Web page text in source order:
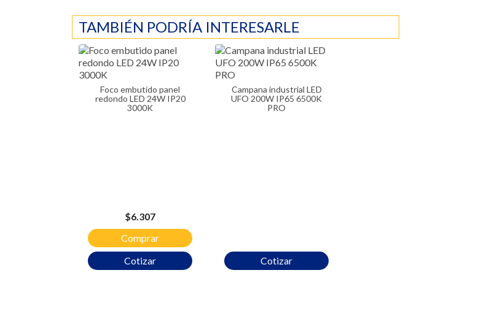
TAMBIÉN PODRÍA INTERESARLE
Foco embutido panel
redondo LED 24W IP20
3000K
Cotizar
Precio
$6.307
Comprar
Campana industrial LED
UFO 200W IP65 6500K
PRO
Cotizar